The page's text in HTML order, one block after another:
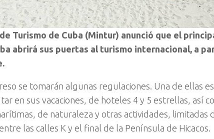
Turismo de Cuba (Mintur) anunció que el
abrirá sus puertas al turismo internacional, a
se tomarán algunas regulaciones. Una de ellas
en sus vacaciones, de hoteles 4 y 5 estrellas, así
de naturaleza y otras actividades, limitadas
las calles K y el final de la Península de Hicacos.